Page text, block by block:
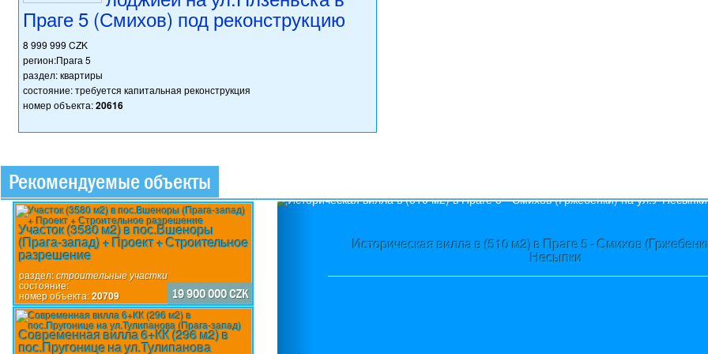
Праге 5 (Смихов) под реконструкцию
8 999 999 CZK
регион:Прага 5
раздел: квартиры
состояние: требуется капитальная реконструкция
номер объекта:20616
Рекомендуемые объекты
Участок (3580 м2) в пос.Вшеноры
(Прага-запад) + Проект + Строительное
разрешение
раздел:строительные участки
состояние:
номер объекта:20709 19 900 000 CZK
Современная вилла 6+КК (296 м2) в
пос.Пругонице на ул.Тулипанова
Историческая вилла в (510 м2) в Праге 5 - Смихов
Несыпки
Previous